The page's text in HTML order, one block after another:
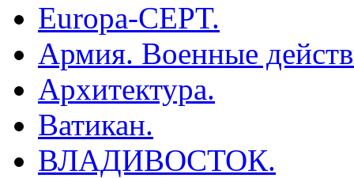
Europa-CEPT.
Армия. Военные
Архитектура.
Ватикан.
ВЛАДИВОСТОК.